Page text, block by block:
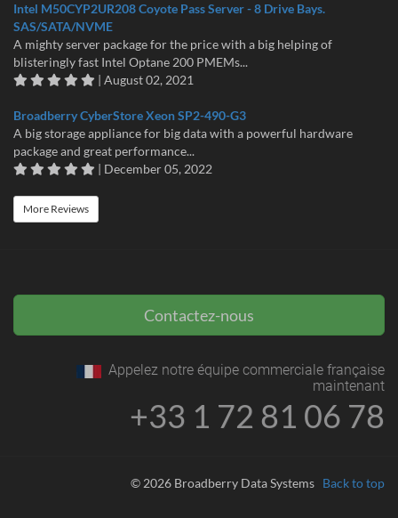
Intel M50CYP2UR208 Coyote Pass Server - 8 Drive Bays.
SAS/SATA/NVME
A mighty server package for the price with a big helping of
blisteringly fast Intel Optane 200 PMEMs...
| August 02, 2021
Broadberry CyberStore Xeon SP2-490-G3
A big storage appliance for big data with a powerful hardware
package and great performance...
| December 05, 2022
More Reviews
Contactez-nous
Appelez notre équipe commerciale française
maintenant
+33 1 72 81 06 78
© 2026 Broadberry Data Systems Back to top